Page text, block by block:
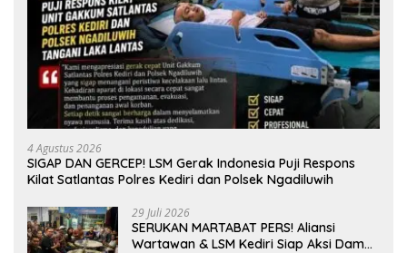
4 Agustus 2026
SIGAP DAN GERCEP! LSM Gerak Indonesia Puji Respons
Kilat Satlantas Polres Kediri dan Polsek Ngadiluwih
29 Juli 2026
SERUKAN MARTABAT PERS! Aliansi
Wartawan & LSM Kediri Siap Aksi Damai: